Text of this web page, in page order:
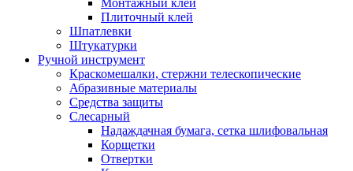
Монтажный клей
Плиточный клей
Шпатлевки
Штукатурки
Ручной инструмент
Краскомешалки, стержни телескопические
Абразивные материалы
Средства защиты
Слесарный
Надаждачная бумага, сетка шлифовальная
Корщетки
Отвертки